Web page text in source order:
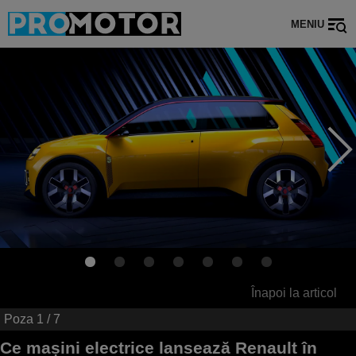
MENIU
Înapoi la articol
Poza 1 / 7
Ce mașini electrice lansează Renault în